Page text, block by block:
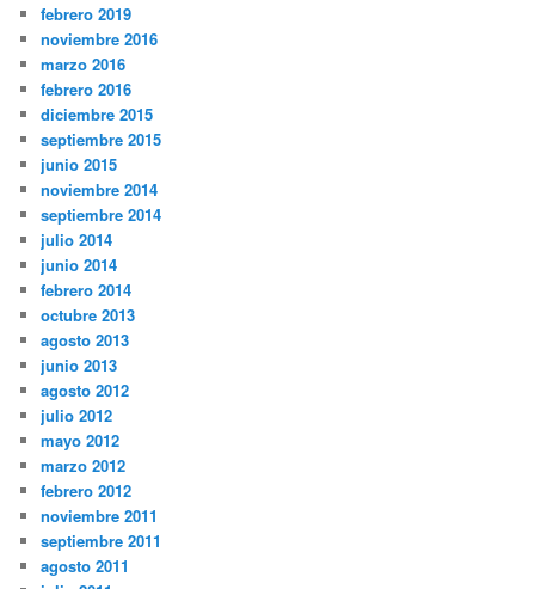
febrero 2019
noviembre 2016
marzo 2016
febrero 2016
diciembre 2015
septiembre 2015
junio 2015
noviembre 2014
septiembre 2014
julio 2014
junio 2014
febrero 2014
octubre 2013
agosto 2013
junio 2013
agosto 2012
julio 2012
mayo 2012
marzo 2012
febrero 2012
noviembre 2011
septiembre 2011
agosto 2011